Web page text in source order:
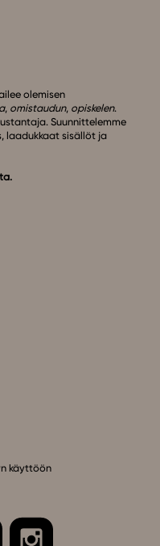
olemisen
, omistaudun, opiskelen.
Suunnittelemme
laadukkaat sisällöt ja
käyttöön